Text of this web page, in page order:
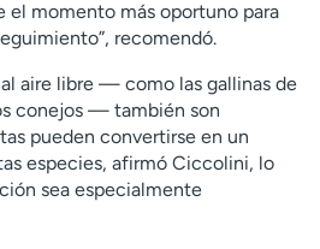
el momento más oportuno para
recomendó.
aire libre — como las gallinas de
conejos — también son
pueden convertirse en un
especies, afirmó Ciccolini, lo
sea especialmente